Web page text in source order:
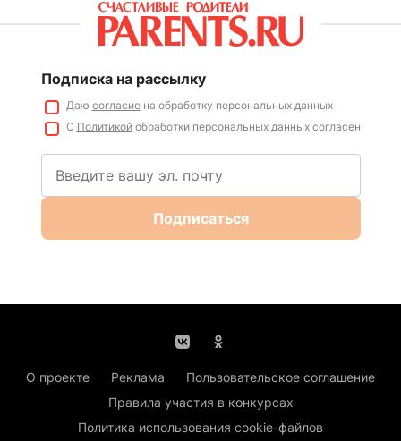
Подписка на рассылку
Даю согласиена обработку персональных данных
С Политикойобработки персональных данных согласен
Подписаться
О проекте Реклама
Пользовательское соглашение
Правила участия в конкурсах
Политика использования cookie-файлов